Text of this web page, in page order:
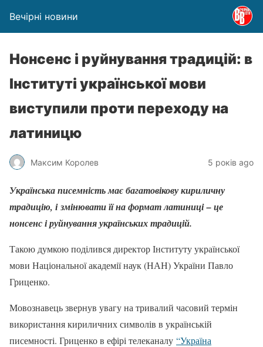
Вечірні новини
Нонсенс і руйнування традицій: в
Інституті української мови
виступили проти переходу на
латиницю
Максим Королев 5 років ago
Українська писемність має багатовікову кириличну
традицію, і змінювати її на формат латиниці – це
нонсенс і руйнування українських традицій.
Такою думкою поділився директор Інституту української
мови Національної академії наук (НАН) України Павло
Гриценко.
Мовознавець звернув увагу на тривалий часовий термін
використання кириличних символів в українській
писемності. Гриценко в ефірі телеканалу “Україна